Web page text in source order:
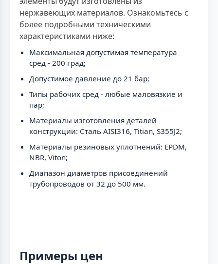
нержавеющих материалов. Ознакомьтесь с
более подробными техническими
характеристиками ниже:
Максимальная допустимая температура
сред - 200 град;
Допустимое давление до 21 бар;
Типы рабочих сред - любые маловязкие и
пар;
Материалы изготовления деталей
конструкции: Сталь AISI316, Titian, S355J2;
Материалы резиновых уплотнений: EPDM,
NBR, Viton;
Диапазон диаметров присоединений
трубопроводов от 32 до 500 мм.
Примеры цен